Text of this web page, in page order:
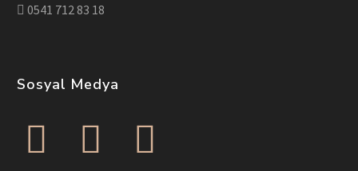
0541 712 83 18
Sosyal Medya